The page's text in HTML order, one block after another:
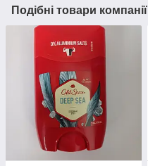
Подібні товари компанії